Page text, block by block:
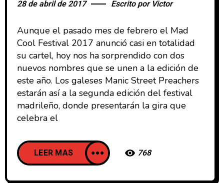
28 de abril de 2017 Escrito por Victor
Aunque el pasado mes de febrero el Mad
Cool Festival 2017 anunció casi en totalidad
su cartel, hoy nos ha sorprendido con dos
nuevos nombres que se unen a la edición de
este año. Los galeses Manic Street Preachers
estarán así a la segunda edición del festival
madrileño, donde presentarán la gira que
celebra el
LEER MAS 768